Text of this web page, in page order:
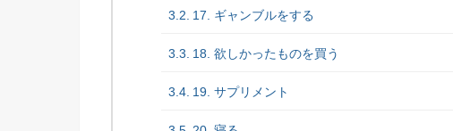
17. ギャンブルをする
18. 欲しかったものを買う
19. サプリメント